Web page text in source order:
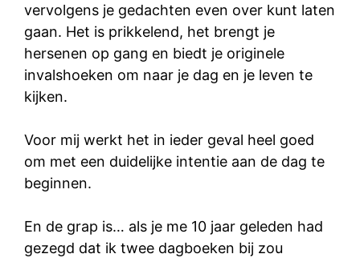
vervolgens je gedachten even over kunt laten
gaan. Het is prikkelend, het brengt je
hersenen op gang en biedt je originele
invalshoeken om naar je dag en je leven te
kijken.
Voor mij werkt het in ieder geval heel goed
om met een duidelijke intentie aan de dag te
beginnen.
En de grap is… als je me 10 jaar geleden had
gezegd dat ik twee dagboeken bij zou